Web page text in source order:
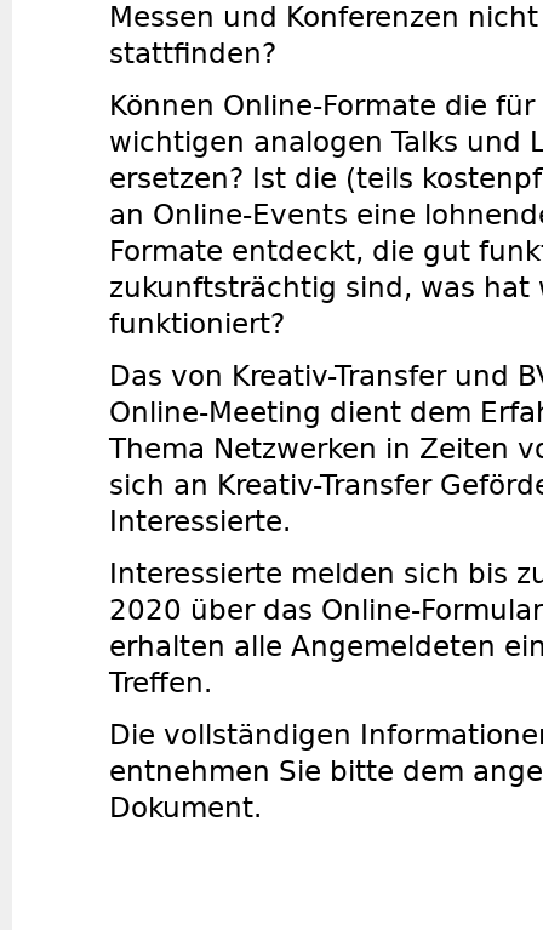
Messen und Konferenzen
stattfinden?
Können Online-Formate die
wichtigen analogen Talks und
ersetzen? Ist die (teils
an Online-Events eine
Formate entdeckt, die gut
zukunftsträchtig sind, was hat
funktioniert?
Das von Kreativ-Transfer und
Online-Meeting dient dem
Thema Netzwerken in Zeiten
sich an Kreativ-Transfer
Interessierte.
Interessierte melden sich bis
2020 über das Online-
erhalten alle Angemeldeten
Treffen.
Die vollständigen
entnehmen Sie bitte dem
Dokument.